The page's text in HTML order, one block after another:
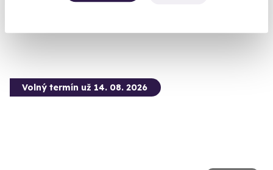
Volný termín už 14. 08. 2026